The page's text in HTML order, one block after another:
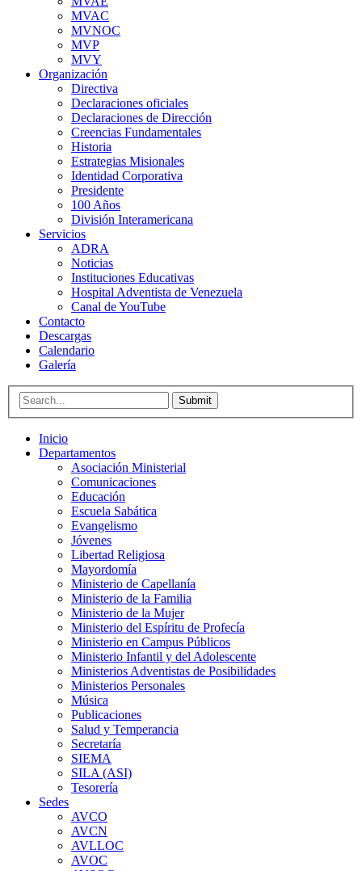
MVAC
MVNOC
MVP
MVY
Organización
Directiva
Declaraciones oficiales
Declaraciones de Dirección
Creencias Fundamentales
Historia
Estrategias Misionales
Identidad Corporativa
Presidente
100 Años
División Interamericana
Servicios
ADRA
Noticias
Instituciones Educativas
Hospital Adventista de Venezuela
Canal de YouTube
Contacto
Descargas
Calendario
Galería
Submit
Inicio
Departamentos
Asociación Ministerial
Comunicaciones
Educación
Escuela Sabática
Evangelismo
Jóvenes
Libertad Religiosa
Mayordomía
Ministerio de Capellanía
Ministerio de la Familia
Ministerio de la Mujer
Ministerio del Espíritu de Profecía
Ministerio en Campus Públicos
Ministerio Infantil y del Adolescente
Ministerios Adventistas de Posibilidades
Ministerios Personales
Música
Publicaciones
Salud y Temperancia
Secretaría
SIEMA
SILA (ASI)
Tesorería
Sedes
AVCO
AVCN
AVLLOC
AVOC